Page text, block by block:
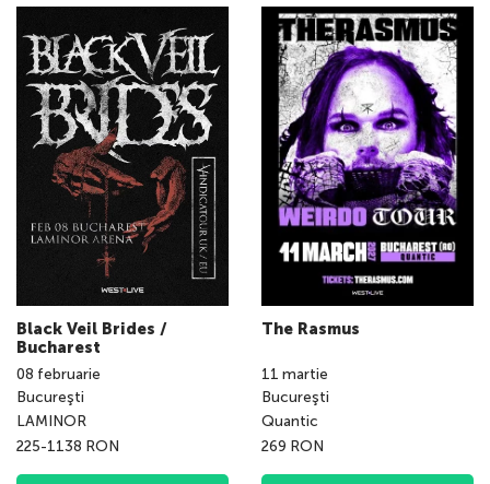
Black Veil Brides /
Bucharest
08 februarie
Bucureşti
LAMINOR
225-1138 RON
The Rasmus
11 martie
Bucureşti
Quantic
269 RON